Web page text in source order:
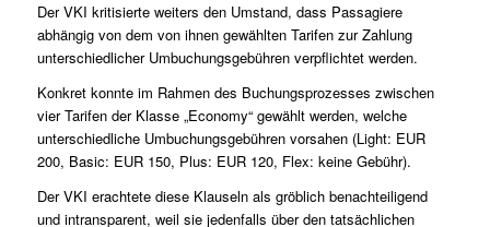
Der VKI kritisierte weiters den Umstand, dass Passagiere
abhängig von dem von ihnen gewählten Tarifen zur Zahlung
unterschiedlicher Umbuchungsgebühren verpflichtet werden.
Konkret konnte im Rahmen des Buchungsprozesses zwischen
vier Tarifen der Klasse „Economy“ gewählt werden, welche
unterschiedliche Umbuchungsgebühren vorsahen (Light: EUR
200, Basic: EUR 150, Plus: EUR 120, Flex: keine Gebühr).
Der VKI erachtete diese Klauseln als gröblich benachteiligend
und intransparent, weil sie jedenfalls über den tatsächlichen